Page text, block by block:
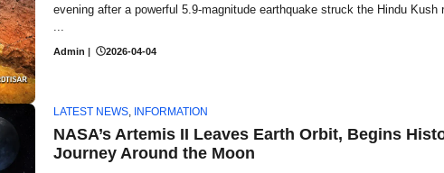
evening after a powerful 5.9-magnitude earthquake struck the Hindu Kush
Admin | 2026-04-04
LATEST NEWS, INFORMATION
NASA’s Artemis II Leaves Earth Orbit, Begins
Journey Around the Moon